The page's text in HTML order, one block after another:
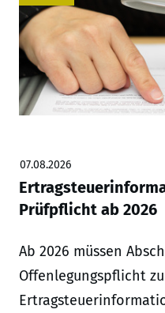
07.08.2026
Prüfpflicht ab 2026
Ab 2026 müssen
Offenlegungspflicht